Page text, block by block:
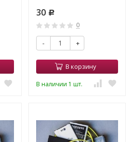
30 Р
0
- +
В корзину
В наличии 1 шт.